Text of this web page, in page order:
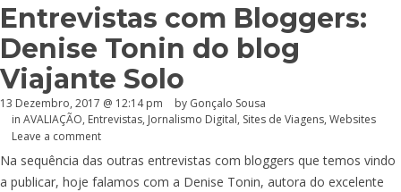
Entrevistas com Bloggers:
Denise Tonin do blog
Viajante Solo
13 Dezembro, 2017 @ 12:14 pm by Gonçalo Sousa
in AVALIAÇÃO, Entrevistas, Jornalismo Digital, Sites de Viagens, Websites
Leave a comment
Na sequência das outras entrevistas com bloggers que temos vindo
a publicar, hoje falamos com a Denise Tonin, autora do excelente